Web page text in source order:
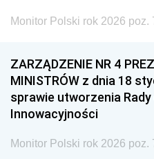
Monitor Polski rok 2026 poz.
ZARZĄDZENIE NR 4
MINISTRÓW z dnia 18
sprawie utworzenia
Innowacyjności
Monitor Polski rok 2026 poz.